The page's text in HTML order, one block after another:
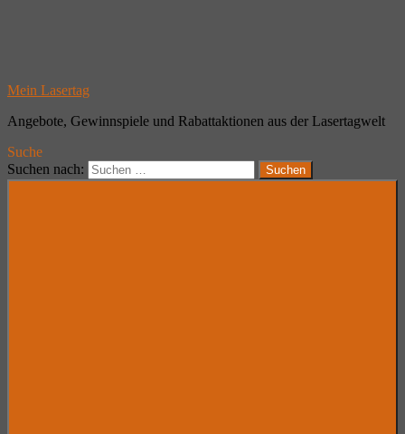
Mein Lasertag
Angebote, Gewinnspiele und Rabattaktionen aus der Lasertagwelt
Suche
Suchen nach:
Suchen